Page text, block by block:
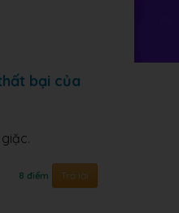
bại của
8 điểm Trả lời